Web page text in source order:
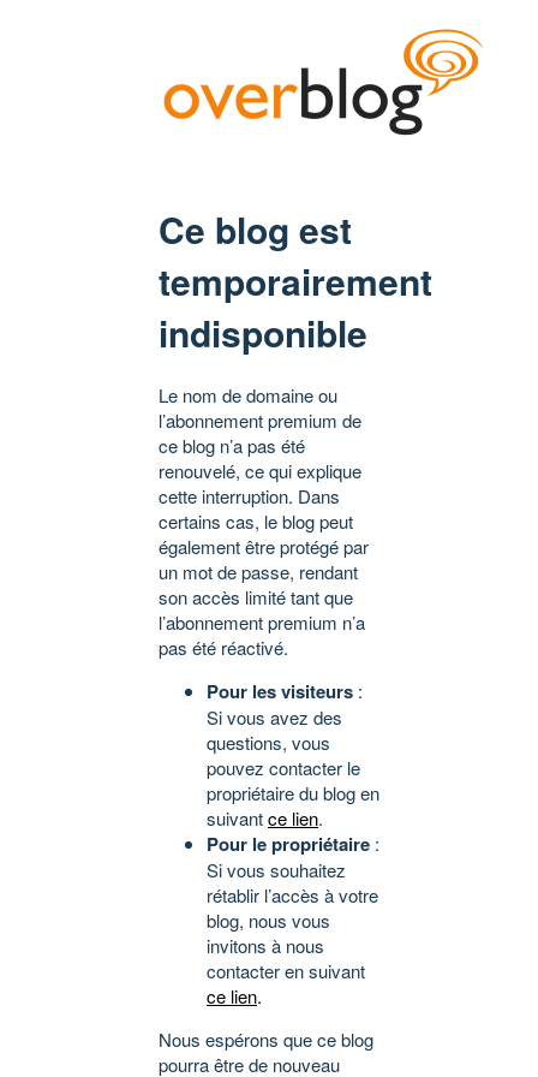
Ce blog est
temporairement
indisponible
Le nom de domaine ou
l’abonnement premium de
ce blog n’a pas été
renouvelé, ce qui explique
cette interruption. Dans
certains cas, le blog peut
également être protégé par
un mot de passe, rendant
son accès limité tant que
l’abonnement premium n’a
pas été réactivé.
Pour les visiteurs :
Si vous avez des
questions, vous
pouvez contacter le
propriétaire du blog en
suivantce lien.
Pour le propriétaire :
Si vous souhaitez
rétablir l’accès à votre
blog, nous vous
invitons à nous
contacter en suivant
ce lien.
Nous espérons que ce blog
pourra être de nouveau